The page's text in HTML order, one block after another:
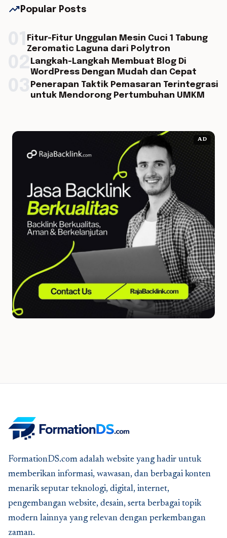
trending_up Popular Posts
Fitur-Fitur Unggulan Mesin Cuci 1 Tabung
Zeromatic Laguna dari Polytron
Langkah-Langkah Membuat Blog Di
WordPress Dengan Mudah dan Cepat
Penerapan Taktik Pemasaran Terintegrasi
untuk Mendorong Pertumbuhan UMKM
AD
FormationDS.com adalah website yang hadir untuk
memberikan informasi, wawasan, dan berbagai konten
menarik seputar teknologi, digital, internet,
pengembangan website, desain, serta berbagai topik
modern lainnya yang relevan dengan perkembangan
zaman.